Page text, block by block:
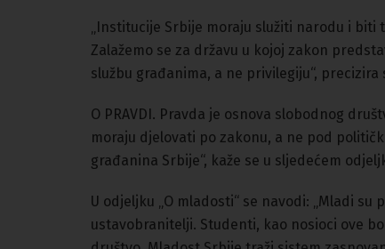
„Institucije Srbije moraju služiti narodu i biti
Zalažemo se za državu u kojoj zakon
službu građanima, a ne privilegiju“, precizira
O PRAVDI. Pravda je osnova slobodnog
moraju djelovati po zakonu, a ne pod
građanina Srbije“, kaže se u sljedećem
U odjeljku „O mladosti“ se navodi: „Mladi
ustavobranitelji. Studenti, kao nosioci ove